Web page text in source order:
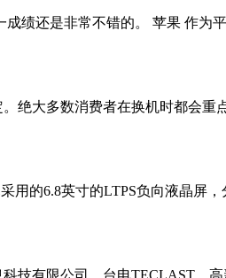
绩还是非常不错的。 苹果 作为
绝大多数消费者在换机时都会
的6.8英寸的LTPS负向液晶屏
技有限公司，台电TECLAST，